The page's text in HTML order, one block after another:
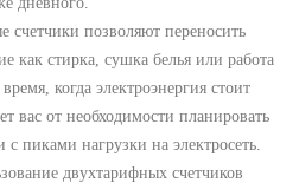
счетчики позволяют переносить
как стирка, сушка белья или работа
когда электроэнергия стоит
вас от необходимости планировать
с пиками нагрузки на электросеть.
двухтарифных счетчиков